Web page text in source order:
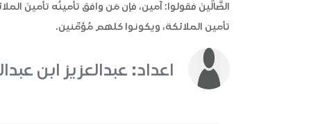
الضَّالِّينَ فقولوا: آمين، فإن مَن وافق تأمينُه تأمينَ
تأمين الملائكة، ويكونوا كلهم مُؤَمِّنين.
اعداد: عبدالعزيز ابن